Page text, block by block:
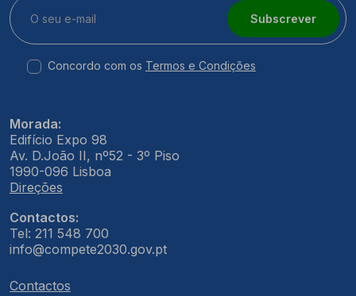
Subscrever
Concordo com os Termos e Condições
Morada:
Edifício Expo 98
Av. D.João II, nº52 - 3º Piso
1990-096 Lisboa
Direções
Contactos:
Tel: 211 548 700
info@compete2030.gov.pt
Contactos